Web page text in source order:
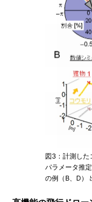
図3：計測した
パラメータ推
の例（B、D）